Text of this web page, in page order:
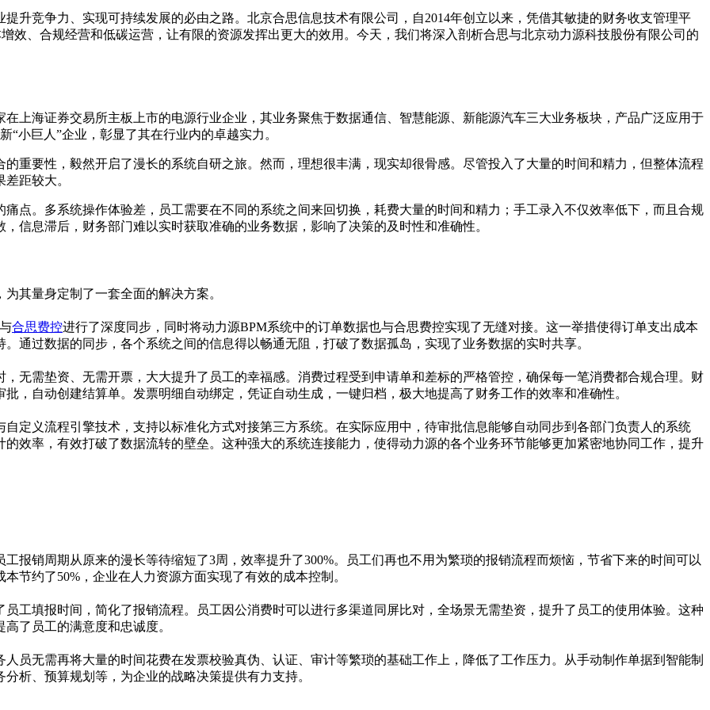
升竞争力、实现可持续发展的必由之路。北京合思信息技术有限公司，自2014年创立以来，凭借其敏捷的财务收支管理平
效、合规经营和低碳运营，让有限的资源发挥出更大的效用。今天，我们将深入剖析合思与北京动力源科技股份有限公司的
上海证券交易所主板上市的电源行业企业，其业务聚焦于数据通信、智慧能源、新能源汽车三大业务板块，产品广泛应用于
“小巨人”企业，彰显了其在行业内的卓越实力。
重要性，毅然开启了漫长的系统自研之旅。然而，理想很丰满，现实却很骨感。尽管投入了大量的时间和精力，但整体流程
距较大。
点。多系统操作体验差，员工需要在不同的系统之间来回切换，耗费大量的时间和精力；手工录入不仅效率低下，而且合规
信息滞后，财务部门难以实时获取准确的业务数据，影响了决策的及时性和准确性。
其量身定制了一套全面的解决方案。
合思费控进行了深度同步，同时将动力源BPM系统中的订单数据也与合思费控实现了无缝对接。这一举措使得订单支出成本
通过数据的同步，各个系统之间的信息得以畅通无阻，打破了数据孤岛，实现了业务数据的实时共享。
无需垫资、无需开票，大大提升了员工的幸福感。消费过程受到申请单和差标的严格管控，确保每一笔消费都合规合理。财
，自动创建结算单。发票明细自动绑定，凭证自动生成，一键归档，极大地提高了财务工作的效率和准确性。
定义流程引擎技术，支持以标准化方式对接第三方系统。在实际应用中，待审批信息能够自动同步到各部门负责人的系统
效率，有效打破了数据流转的壁垒。这种强大的系统连接能力，使得动力源的各个业务环节能够更加紧密地协同工作，提升
报销周期从原来的漫长等待缩短了3周，效率提升了300%。员工们再也不用为繁琐的报销流程而烦恼，节省下来的时间可以
节约了50%，企业在人力资源方面实现了有效的成本控制。
工填报时间，简化了报销流程。员工因公消费时可以进行多渠道同屏比对，全场景无需垫资，提升了员工的使用体验。这种
了员工的满意度和忠诚度。
员无需再将大量的时间花费在发票校验真伪、认证、审计等繁琐的基础工作上，降低了工作压力。从手动制作单据到智能制
析、预算规划等，为企业的战略决策提供有力支持。